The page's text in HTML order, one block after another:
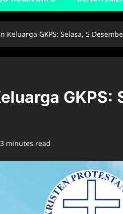
Keluarga GKPS: Selasa, 5
GKPS:
3 minutes read